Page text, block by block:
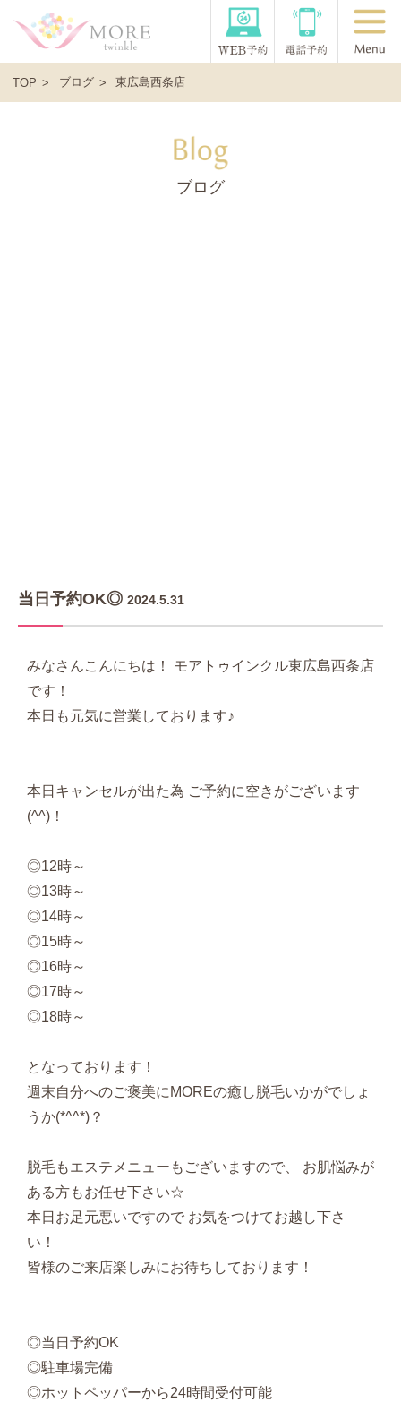
TOP ブログ 東広島西条店
ブログ
当日予約OK◎ 2024.5.31
みなさんこんにちは！ モアトゥインクル東広島西条店
です！
本日も元気に営業しております♪
本日キャンセルが出た為 ご予約に空きがございます
(^^)！
◎12時～
◎13時～
◎14時～
◎15時～
◎16時～
◎17時～
◎18時～
となっております！
週末自分へのご褒美にMOREの癒し脱毛いかがでしょ
うか(*^^*)？
脱毛もエステメニューもございますので、 お肌悩みが
ある方もお任せ下さい☆
本日お足元悪いですので お気をつけてお越し下さ
い！
皆様のご来店楽しみにお待ちしております！
◎当日予約OK
◎駐車場完備
◎ホットペッパーから24時間受付可能